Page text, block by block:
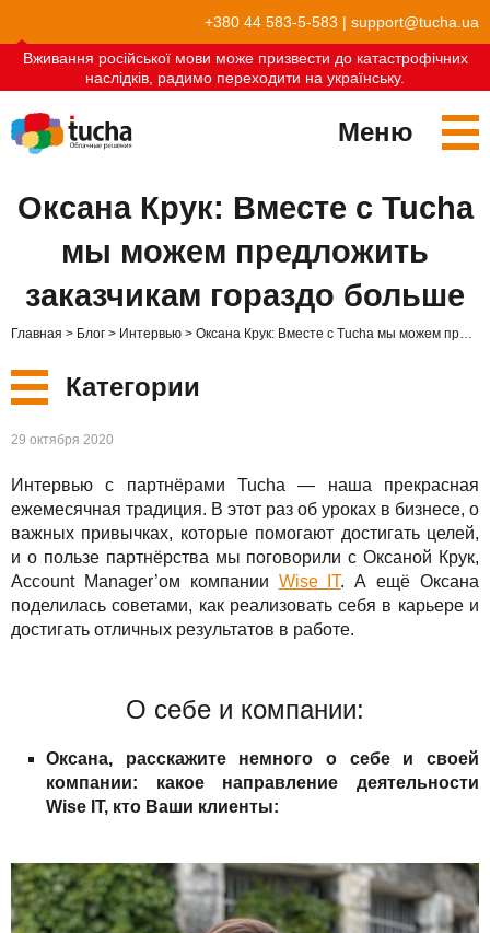
+380 44 583-5-583 | support@tucha.ua
Вживання російської мови може призвести до катастрофічних
наслідків, радимо переходити на українську.
Меню
TuchaBit+
TuchaBackup
TuchaHosting
TuchaSync
Облака для e-commerce
Удаленный офис
Реселінг хостингу
Стать партнёром
Отзывы
Карьера
Контакты
Оксана Крук: Вместе с Tucha
мы можем предложить
заказчикам гораздо больше
Главная Блог Интервью Оксана Крук: Вместе с Tucha мы можем предложить заказчикам гораздо больше
Категории
Новые
Сервисы
Решения
Для бизнеса
Техподдержка
Интервью
События
29 октября 2020
Интервью с партнёрами Tucha — наша прекрасная
ежемесячная традиция. В этот раз об уроках в бизнесе, о
важных привычках, которые помогают достигать целей,
и о пользе партнёрства мы поговорили с Оксаной Крук,
Account Manager’ом компании Wise IT. А ещё Оксана
поделилась советами, как реализовать себя в карьере и
достигать отличных результатов в работе.
О себе и компании:
Оксана, расскажите немного о себе и своей
компании: какое направление деятельности
Wise IT, кто Ваши клиенты: